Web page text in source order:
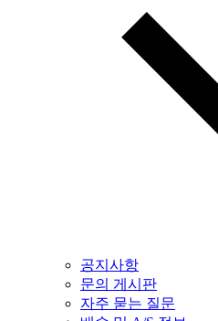
공지사항
문의 게시판
자주 묻는 질문